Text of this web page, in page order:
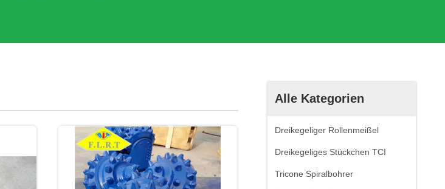
Alle Kategorien
Dreikegeliger Rollenmeißel
Dreikegeliges Stückchen TCI
Tricone Spiralbohrer